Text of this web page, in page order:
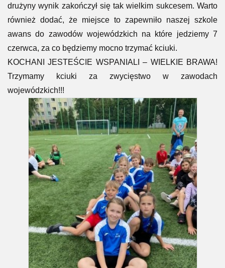
drużyny wynik zakończył się tak wielkim sukcesem. Warto
również dodać, że miejsce to zapewniło naszej szkole
awans do zawodów wojewódzkich na które jedziemy 7
czerwca, za co będziemy mocno trzymać kciuki.
KOCHANI JESTEŚCIE WSPANIALI – WIELKIE BRAWA!
Trzymamy kciuki za zwycięstwo w zawodach
wojewódzkich!!!